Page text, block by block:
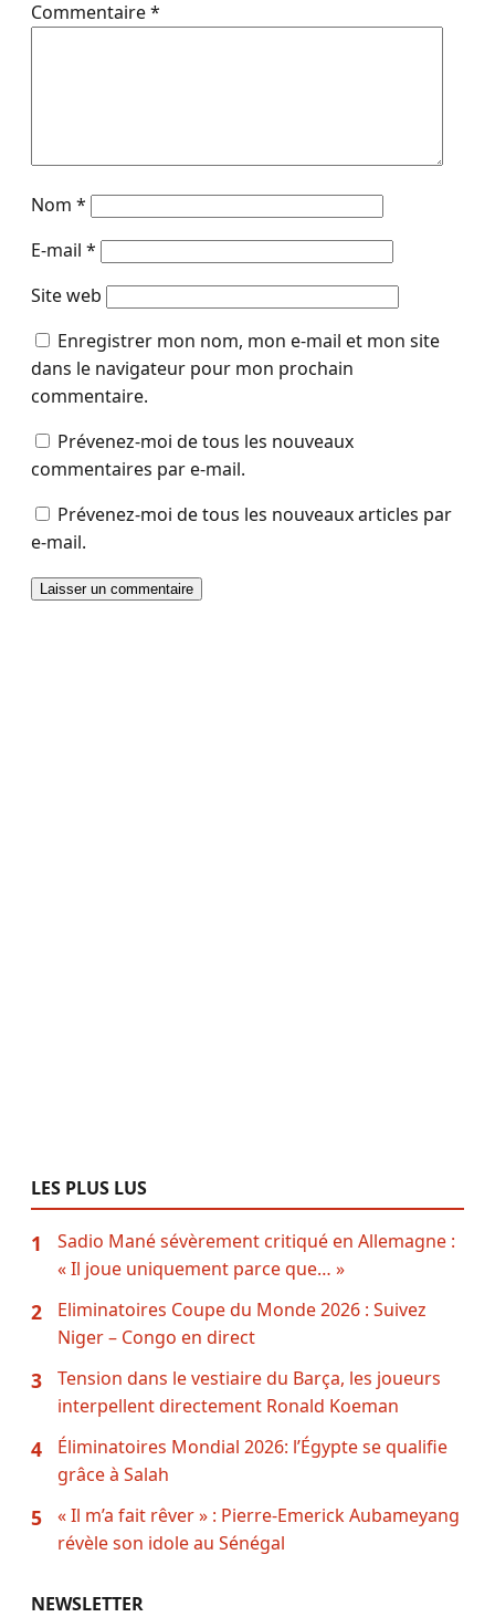
Commentaire*
Nom *
E-mail *
Site web
Enregistrer mon nom, mon e-mail et mon site
dans le navigateur pour mon prochain
commentaire.
Prévenez-moi de tous les nouveaux
commentaires par e-mail.
Prévenez-moi de tous les nouveaux articles par
e-mail.
LES PLUS LUS
1
Sadio Mané sévèrement critiqué en Allemagne :
« Il joue uniquement parce que… »
2
Eliminatoires Coupe du Monde 2026 : Suivez
Niger – Congo en direct
3
Tension dans le vestiaire du Barça, les joueurs
interpellent directement Ronald Koeman
4
Éliminatoires Mondial 2026: l’Égypte se qualifie
grâce à Salah
5
« Il m’a fait rêver » : Pierre-Emerick Aubameyang
révèle son idole au Sénégal
NEWSLETTER